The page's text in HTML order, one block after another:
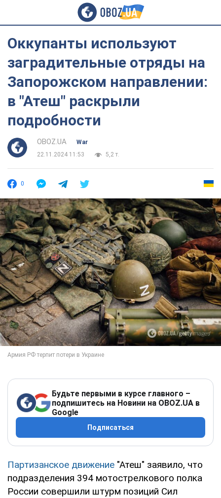
Оккупанты используют
заградительные отряды на
Запорожском направлении:
в "Атеш" раскрыли
подробности
OBOZ.UA
War
22.11.2024 11:53
5,2 т.
0
Будьте первыми в курсе главного –
подпишитесь на Новини на OBOZ.UA в
Google
Подписаться
Партизанское движение "Атеш" заявило, что
подразделения 394 мотострелкового полка
России совершили штурм позиций Сил